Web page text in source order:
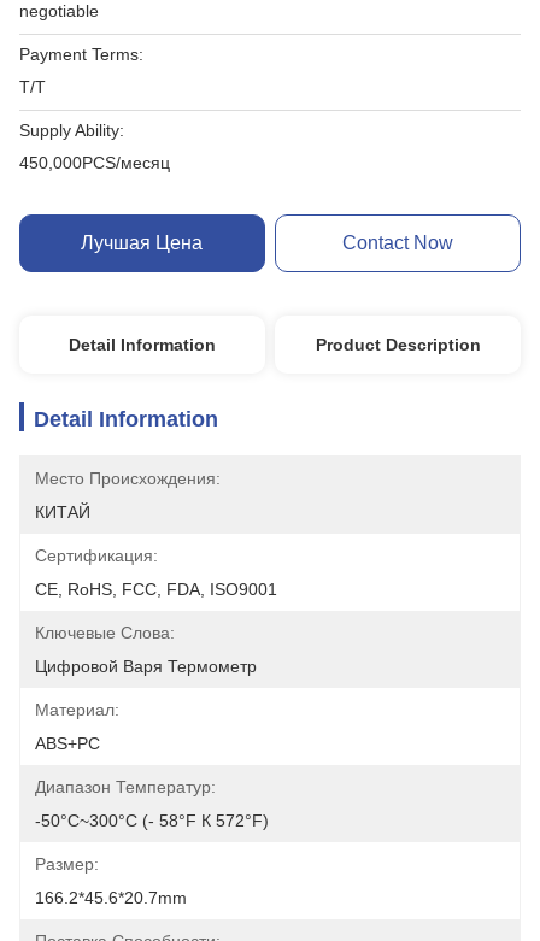
negotiable
Payment Terms:
T/T
Supply Ability:
450,000PCS/месяц
Лучшая Цена Contact Now
Detail Information Product Description
Detail Information
Место Происхождения:
КИТАЙ
Сертификация:
CE, RoHS, FCC, FDA, ISO9001
Ключевые Слова:
Цифровой Варя Термометр
Материал:
ABS+PC
Диапазон Температур:
-50°C~300°C (- 58°F К 572°F)
Размер:
166.2*45.6*20.7mm